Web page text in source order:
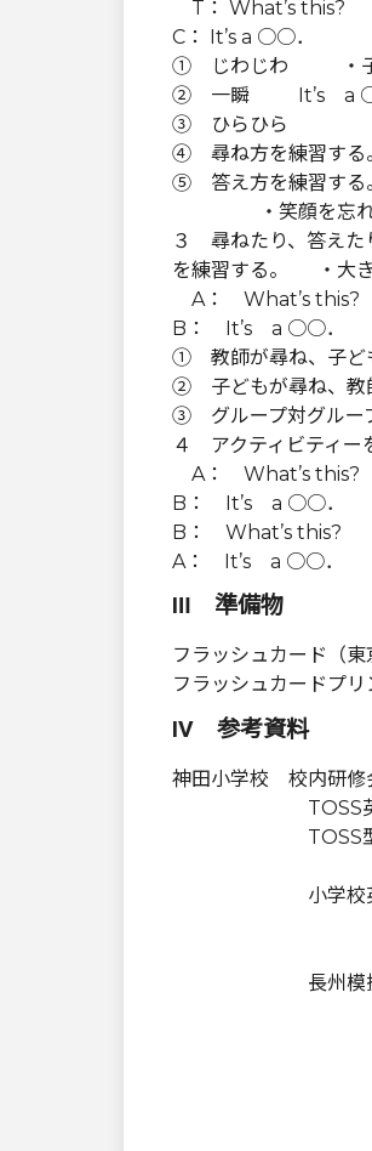
T： What’s
C： It’s a ○○．
① じわじわ ・子ど
② 一瞬 It’s a ○○
③ ひらひら
④ 尋ね方を練習する
⑤ 答え方を練習する
・笑顔を忘れず
３ 尋ねたり、答えた
を練習する。 ・大き
A： What’s this?
B： It’s a ○○． ・
① 教師が尋ね、子ど
② 子どもが尋ね、教
③ グループ対グルー
４ アクティビティー
A： What’s this?
B： It’s a ○○． ・
B： What’s this?
A： It’s a ○○．
Ⅲ 準備物
フラッシュカード（東
フラッシュカードプリ
Ⅳ 参考資料
神田小学校
TOSS英会話
TOSS型英会話
TOSS型英
小学校英語指導
音声ＣＤ
東京
長州模